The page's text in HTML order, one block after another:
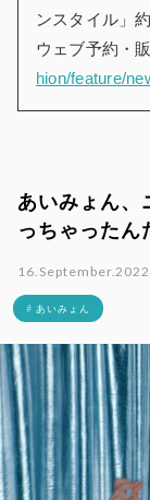
ンスタイル」
ウェブ予約・
hion/feature/
あいみょん、
っちゃったん
# あいみょん